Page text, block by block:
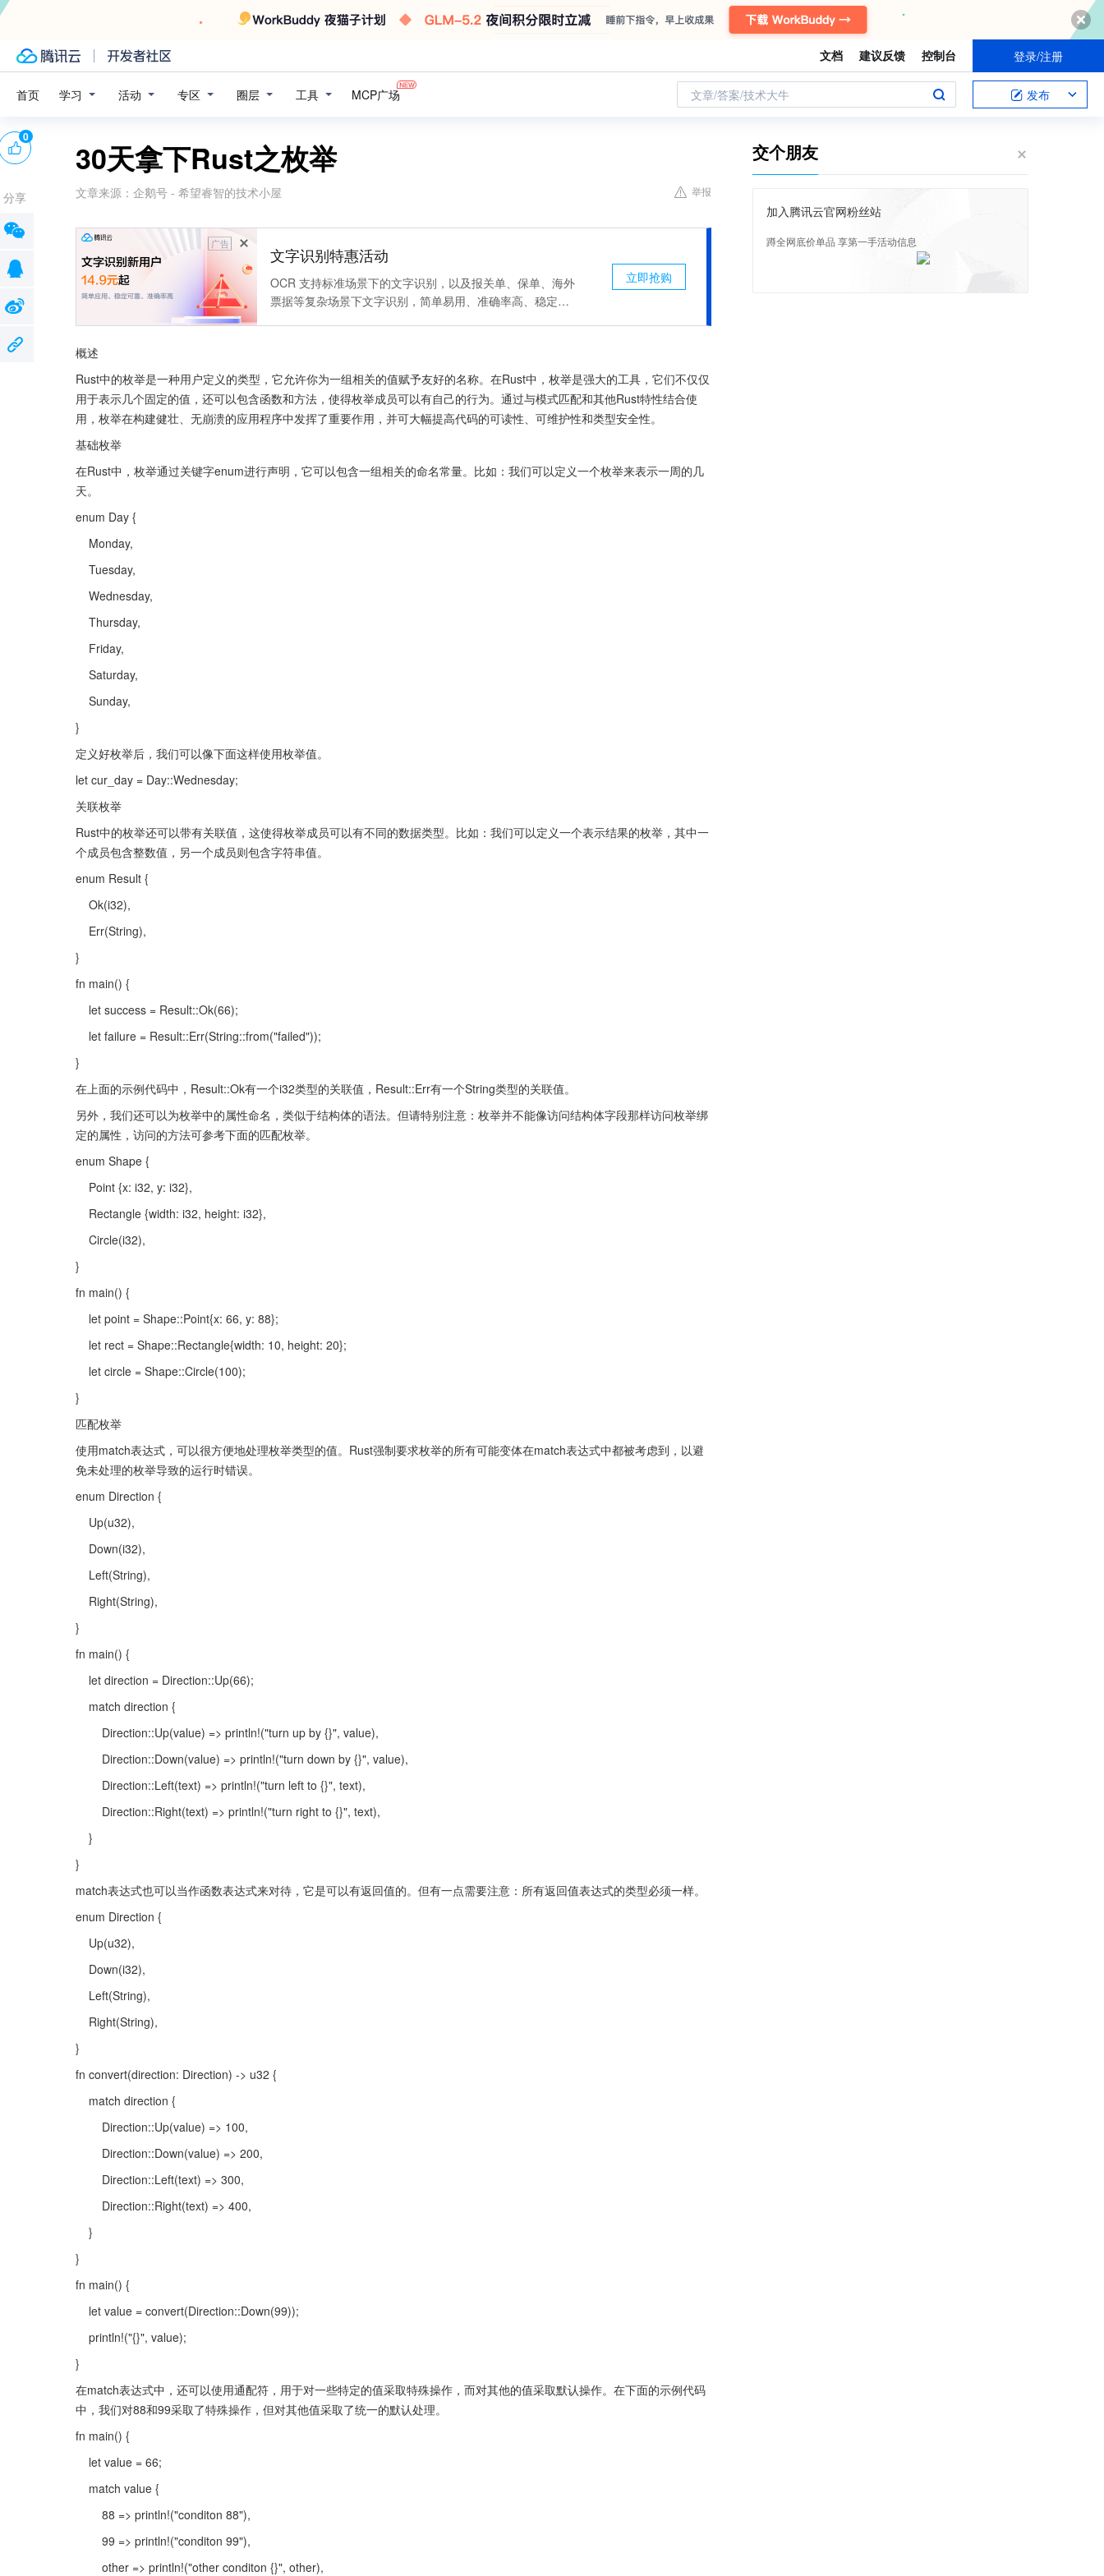
文档 建议反馈 控制台 登录/注册
首页 学习 活动 专区 圈层 工具 MCP广场 文章/答案/技术大牛 发布
30天拿下Rust之枚举
文章来源： 企鹅号 - 希望睿智的技术小屋 举报
广告
文字识别特惠活动
OCR 支持标准场景下的文字识别，以及报关单、保单、海外
票据等复杂场景下文字识别，简单易用、准确率高、稳定可
立即抢购
概述
Rust中的枚举是一种用户定义的类型，它允许你为一组相关的值赋予友好的名称。在Rust中，枚举是强大的工具，它们不仅仅
用于表示几个固定的值，还可以包含函数和方法，使得枚举成员可以有自己的行为。通过与模式匹配和其他Rust特性结合使
用，枚举在构建健壮、无崩溃的应用程序中发挥了重要作用，并可大幅提高代码的可读性、可维护性和类型安全性。
基础枚举
在Rust中，枚举通过关键字enum进行声明，它可以包含一组相关的命名常量。比如：我们可以定义一个枚举来表示一周的几
天。
enum Day {
    Monday,
    Tuesday,
    Wednesday,
    Thursday,
    Friday,
    Saturday,
    Sunday,
}
定义好枚举后，我们可以像下面这样使用枚举值。
let cur_day = Day::Wednesday;
关联枚举
Rust中的枚举还可以带有关联值，这使得枚举成员可以有不同的数据类型。比如：我们可以定义一个表示结果的枚举，其中一
个成员包含整数值，另一个成员则包含字符串值。
enum Result {
    Ok(i32),
    Err(String),
}
fn main() {
    let success = Result::Ok(66);
    let failure = Result::Err(String::from("failed"));
}
在上面的示例代码中，Result::Ok有一个i32类型的关联值，Result::Err有一个String类型的关联值。
另外，我们还可以为枚举中的属性命名，类似于结构体的语法。但请特别注意：枚举并不能像访问结构体字段那样访问枚举绑
定的属性，访问的方法可参考下面的匹配枚举。
enum Shape {
    Point {x: i32, y: i32},
    Rectangle {width: i32, height: i32},
    Circle(i32),
}
fn main() {
    let point = Shape::Point{x: 66, y: 88};
    let rect = Shape::Rectangle{width: 10, height: 20};
    let circle = Shape::Circle(100);
}
匹配枚举
使用match表达式，可以很方便地处理枚举类型的值。Rust强制要求枚举的所有可能变体在match表达式中都被考虑到，以避
免未处理的枚举导致的运行时错误。
enum Direction {
    Up(u32),
    Down(i32),
    Left(String),
    Right(String),
}
fn main() {
    let direction = Direction::Up(66);
    match direction {
        Direction::Up(value) => println!("turn up by {}", value),
        Direction::Down(value) => println!("turn down by {}", value),
        Direction::Left(text) => println!("turn left to {}", text),
        Direction::Right(text) => println!("turn right to {}", text),
    }
}
match表达式也可以当作函数表达式来对待，它是可以有返回值的。但有一点需要注意：所有返回值表达式的类型必须一样。
enum Direction {
    Up(u32),
    Down(i32),
    Left(String),
    Right(String),
}
fn convert(direction: Direction) -> u32 {
    match direction {
        Direction::Up(value) => 100,
        Direction::Down(value) => 200,
        Direction::Left(text) => 300,
        Direction::Right(text) => 400,
    }
}
fn main() {
    let value = convert(Direction::Down(99));
    println!("{}", value);
}
在match表达式中，还可以使用通配符，用于对一些特定的值采取特殊操作，而对其他的值采取默认操作。在下面的示例代码
中，我们对88和99采取了特殊操作，但对其他值采取了统一的默认处理。
fn main() {
    let value = 66;
    match value {
        88 => println!("conditon 88"),
        99 => println!("conditon 99"),
        other => println!("other conditon {}", other),
0
分享
交个朋友
加入腾讯云官网粉丝站
蹲全网底价单品 享第一手活动信息